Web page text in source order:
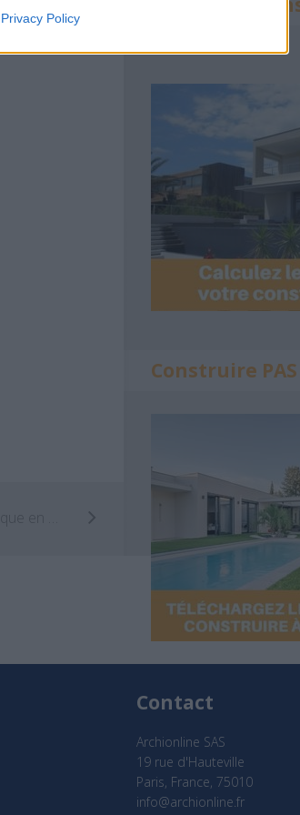
Privacy Policy
Construire PAS
Contact
Archionline SAS
19 rue d'Hauteville
Paris, France, 75010
info@archionline.fr